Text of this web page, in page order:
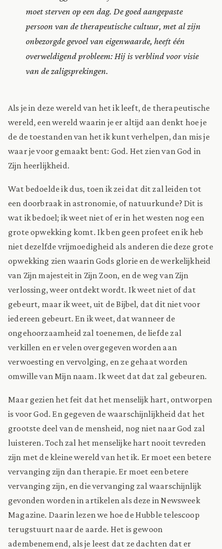
moet sterven op een dag. De goed aangepaste
persoon van de therapeutische cultuur, met al zijn
onbezorgde gevoel van eigenwaarde, heeft één
overweldigend probleem: Hij is verblind voor visie
van de zaligsprekingen.
Als je in deze wereld van het ik leeft, de therapeutische
wereld, een wereld waarin je er altijd aan denkt hoe je
de de toestanden van het ik kunt verhelpen, dan mis je
waar je voor gemaakt bent: God. Het zien van God in
Zijn heerlijkheid.
Wat bedoelde ik dus, toen ik zei dat dit zal leiden tot
een doorbraak in astronomie, of natuurkunde? Dit is
wat ik bedoel; ik weet niet of er in het westen nog een
grote opwekking komt. Ik ben geen profeet en ik heb
niet dezelfde vrijmoedigheid als anderen die deze grote
opwekking zien waarin Gods glorie en de werkelijkheid
van Zijn majesteit in Zijn Zoon, en de weg van Zijn
verlossing, weer ontdekt wordt. Ik weet niet of dat
gebeurt, maar ik weet, uit de Bijbel, dat dit niet voor
iedereen gebeurt. En ik weet, dat wanneer de
ongehoorzaamheid zal toenemen, de liefde zal
verkillen en er velen overgegeven worden aan
verwoesting en vervolging, en ze gehaat worden
omwille van Mijn naam. Ik weet dat dat zal gebeuren.
Maar gezien het feit dat het menselijk hart, ontworpen
is voor God. En gegeven de waarschijnlijkheid dat het
grootste deel van de mensheid, nog niet naar God zal
luisteren. Toch zal het menselijke hart nooit tevreden
zijn met de kleine wereld van het ik. Er moet een betere
vervanging zijn dan therapie. Er moet een betere
vervanging zijn, en die vervanging zal waarschijnlijk
gevonden worden in artikelen als deze in Newsweek
Magazine. Daarin lezen we hoe de Hubble telescoop
terugstuurt naar de aarde. Het is gewoon
adembenemend, als je leest dat ze dachten dat er